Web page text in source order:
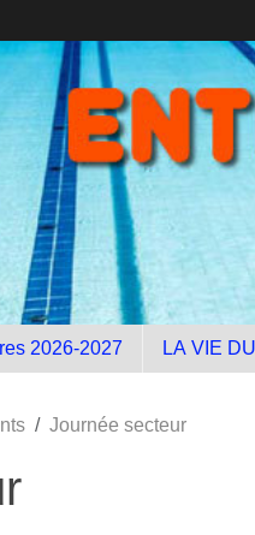
2026-2027 LA VIE
Journée secteur